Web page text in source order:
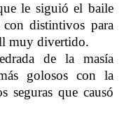
le siguió el baile
con distintivos para
muy divertido.
de la masía
golosos con la
seguras que causó